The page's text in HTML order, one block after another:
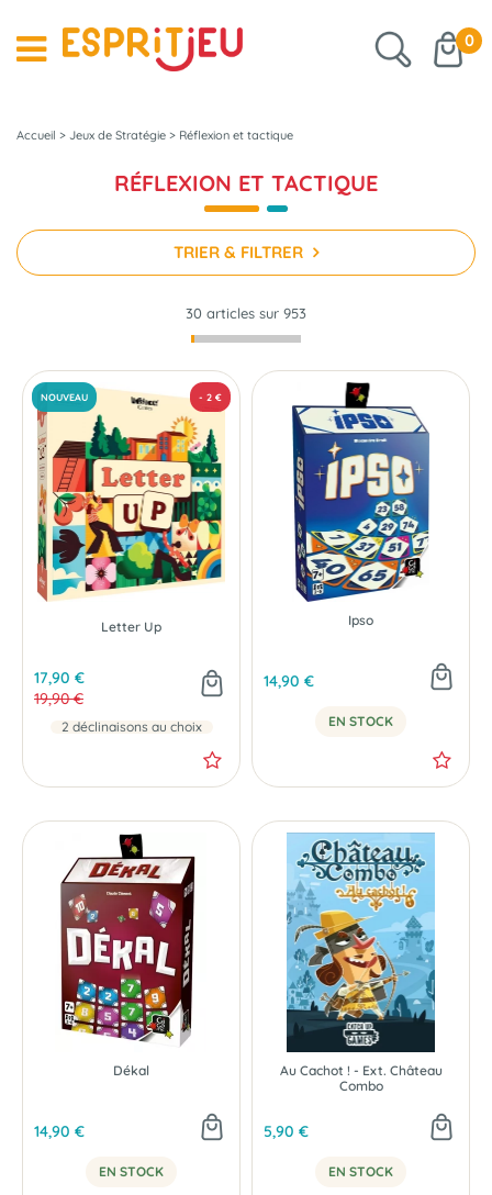
0
Accueil > Jeux de Stratégie > Réflexion et tactique
RÉFLEXION ET TACTIQUE
TRIER & FILTRER
30 articles sur 953
NOUVEAU
Letter Up
17,90 €
19,90 €
2 déclinaisons au choix
Ipso
14,90 €
EN STOCK
Dékal
14,90 €
EN STOCK
Au Cachot ! - Ext. Château
Combo
5,90 €
EN STOCK